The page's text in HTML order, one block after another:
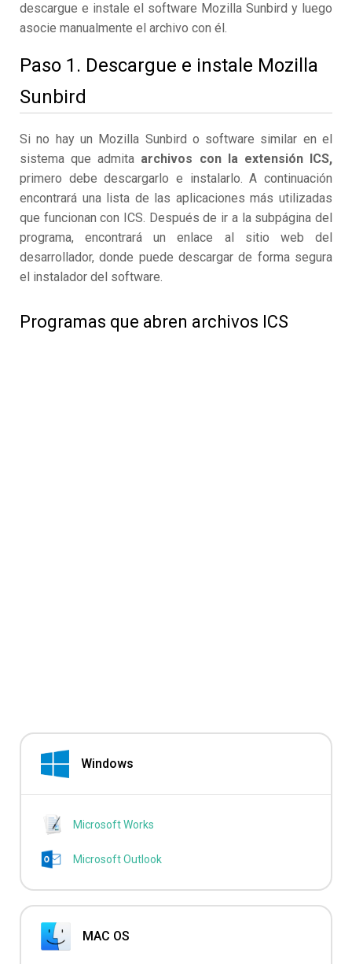
descargue e instale el software Mozilla Sunbird y luego
asocie manualmente el archivo con él.
Paso 1. Descargue e instale Mozilla
Sunbird
Si no hay un Mozilla Sunbird o software similar en el
sistema que admita archivos con la extensión ICS,
primero debe descargarlo e instalarlo. A continuación
encontrará una lista de las aplicaciones más utilizadas
que funcionan con ICS. Después de ir a la subpágina del
programa, encontrará un enlace al sitio web del
desarrollador, donde puede descargar de forma segura
el instalador del software.
Programas que abren archivos ICS
Windows
Microsoft Works
Microsoft Outlook
MAC OS